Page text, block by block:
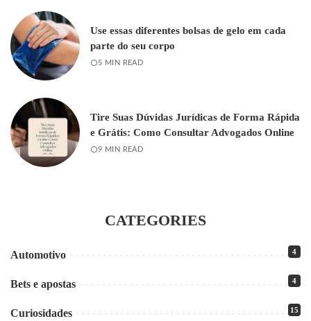
Use essas diferentes bolsas de gelo em cada
parte do seu corpo
5 MIN READ
Tire Suas Dúvidas Jurídicas de Forma Rápida
e Grátis: Como Consultar Advogados Online
9 MIN READ
CATEGORIES
Automotivo 4
Bets e apostas 4
Curiosidades 15